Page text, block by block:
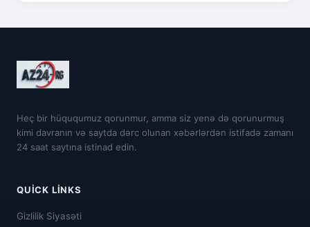
Heç bir hüququmuz qorunmur, amma siz yenə də qorunurmuş
kimi davranın və saytda dərc olunan xəbərlərdən istifadə zamanı
24 saat saytına istinad edin.
QUICK LINKS
Gizlilik Siyasəti